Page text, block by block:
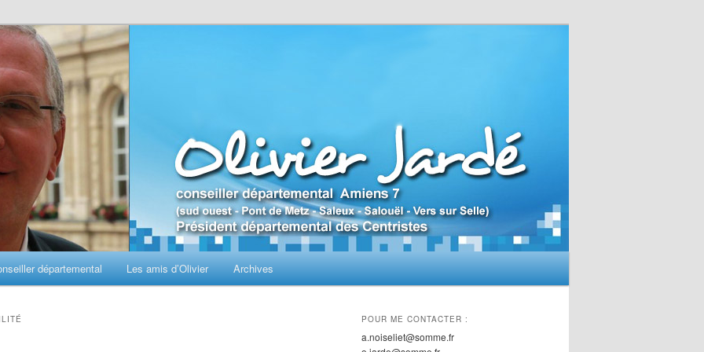
départemental Les amis d’Olivier Archives
POUR ME CONTACTER :
a.noiseliet@somme.fr